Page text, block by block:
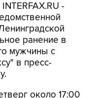
-
ранение в
мужчины с
в пресс-
около 17:00